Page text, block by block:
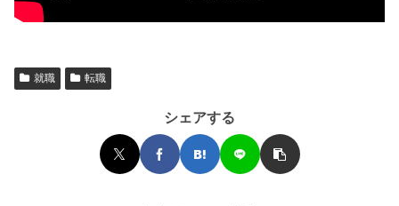
就職 転職
シェアする